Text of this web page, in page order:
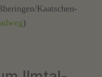
Kaatschen-
)